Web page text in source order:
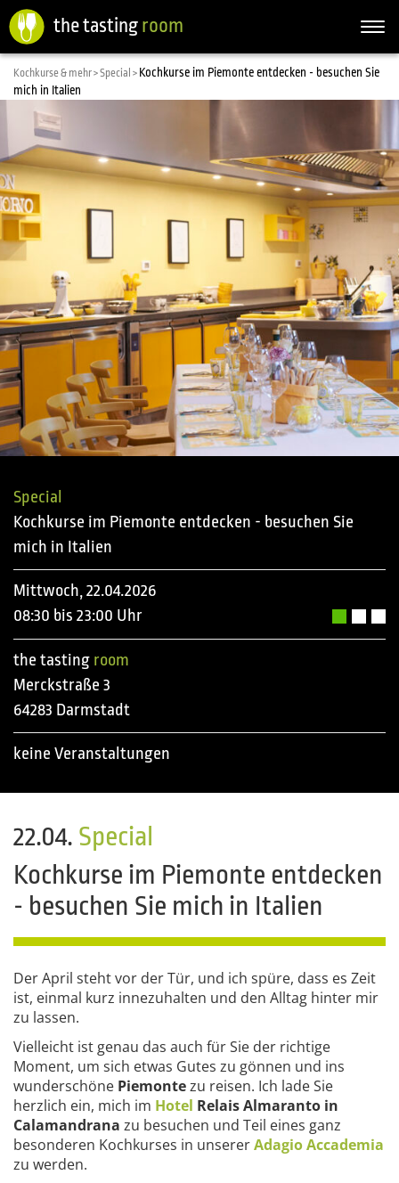
the tasting room
Kochkurse & mehr >Special > Kochkurse im Piemonte entdecken - besuchen Sie
mich in Italien
Special
Kochkurse im Piemonte entdecken - besuchen Sie
mich in Italien
Mittwoch, 22.04.2026
08:30 bis 23:00 Uhr
the tasting room
Merckstraße 3
64283 Darmstadt
keine Veranstaltungen
22.04. Special
Kochkurse im Piemonte entdecken
- besuchen Sie mich in Italien
Der April steht vor der Tür, und ich spüre, dass es Zeit
ist, einmal kurz innezuhalten und den Alltag hinter mir
zu lassen.
Vielleicht ist genau das auch für Sie der richtige
Moment, um sich etwas Gutes zu gönnen und ins
wunderschöne Piemontezu reisen. Ich lade Sie
herzlich ein, mich im Hotel Relais Almaranto in
Calamandrana zu besuchen und Teil eines ganz
besonderen Kochkurses in unsererAdagio Accademia
zu werden.